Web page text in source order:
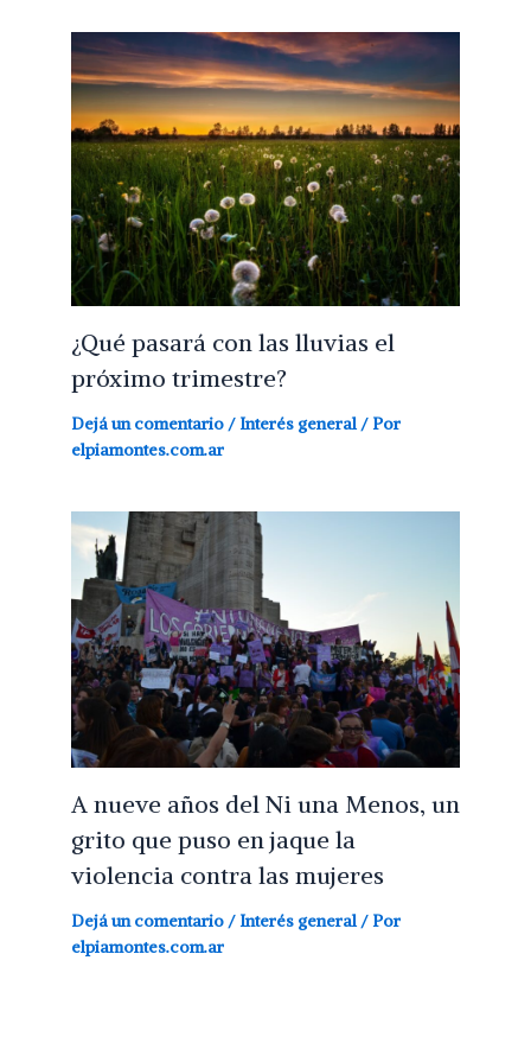
¿Qué pasará con las lluvias el
próximo trimestre?
Dejá un comentario / Interés general / Por
elpiamontes.com.ar
A nueve años del Ni una Menos, un
grito que puso en jaque la
violencia contra las mujeres
Dejá un comentario / Interés general/ Por
elpiamontes.com.ar